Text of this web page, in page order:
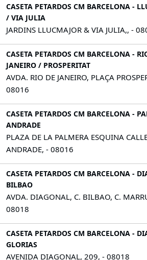
CASETA PETARDOS CM BARCELONA -
/ VIA JULIA
JARDINS LLUCMAJOR & VIA JULIA,, -
CASETA PETARDOS CM BARCELONA -
JANEIRO / PROSPERITAT
AVDA. RIO DE JANEIRO, PLAÇA
08016
CASETA PETARDOS CM BARCELONA -
ANDRADE
PLAZA DE LA PALMERA ESQUINA
ANDRADE, - 08016
CASETA PETARDOS CM BARCELONA -
BILBAO
AVDA. DIAGONAL, C. BILBAO, C.
08018
CASETA PETARDOS CM BARCELONA -
GLORIAS
AVENIDA DIAGONAL, 209, - 08018